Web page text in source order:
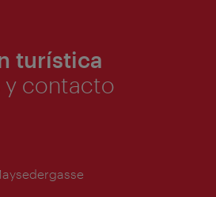
turística
y contacto